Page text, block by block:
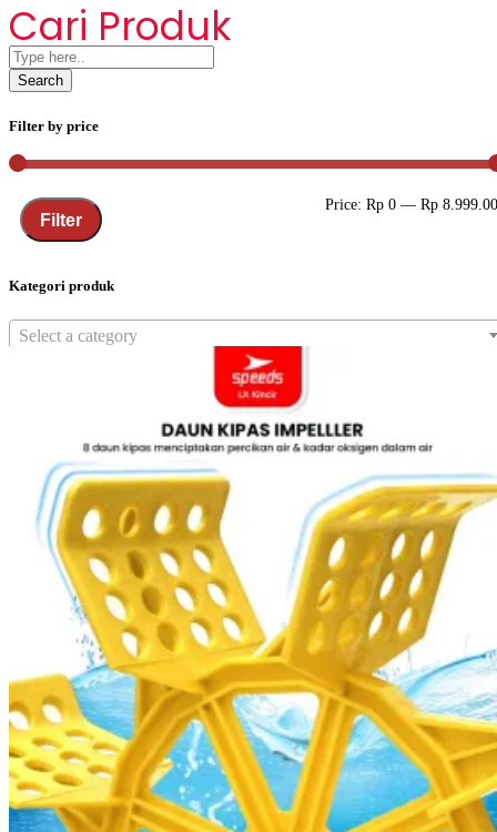
Cari Produk
Filter by price
Filter
Price: Rp 0 — Rp
Kategori produk
Select a category